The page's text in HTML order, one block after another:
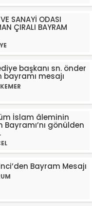
SANAYİ ODASI
ÇIRALI BAYRAM
başkanı sn. önder
mesajı
İslam âleminin
gönülden
Bayram Mesajı